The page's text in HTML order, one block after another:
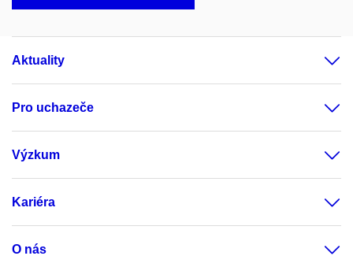
Aktuality
Pro uchazeče
Výzkum
Kariéra
O nás